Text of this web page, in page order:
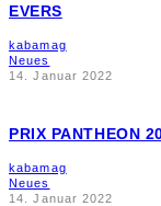
EVERS
kabamag
Neues
14. Januar 2022
PRIX PANTHEON
kabamag
Neues
14. Januar 2022